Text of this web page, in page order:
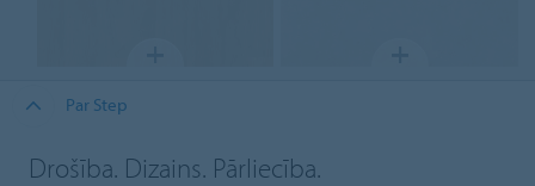
Par Step
Drošība. Dizains. Pārliecība.